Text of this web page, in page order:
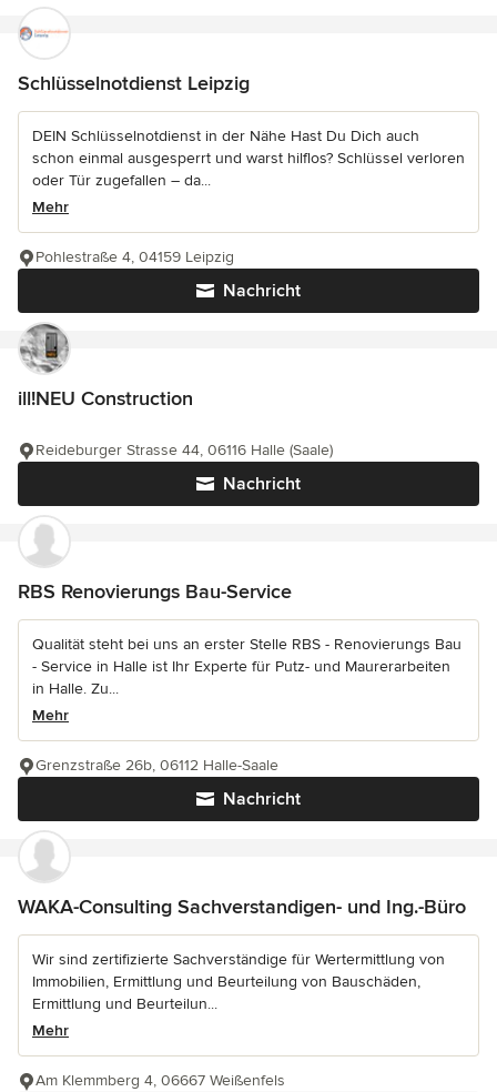
Schlüsselnotdienst Leipzig
DEIN Schlüsselnotdienst in der Nähe Hast Du Dich auch
schon einmal ausgesperrt und warst hilflos? Schlüssel verloren
oder Tür zugefallen – da...
Mehr
Nachricht
Pohlestraße 4, 04159 Leipzig
ill!NEU Construction
Nachricht
Reideburger Strasse 44, 06116 Halle (Saale)
RBS Renovierungs Bau-Service
Qualität steht bei uns an erster Stelle RBS - Renovierungs Bau
- Service in Halle ist Ihr Experte für Putz- und Maurerarbeiten
in Halle. Zu...
Mehr
Nachricht
Grenzstraße 26b, 06112 Halle-Saale
WAKA-Consulting Sachverstandigen- und Ing.-Büro
Wir sind zertifizierte Sachverständige für Wertermittlung von
Immobilien, Ermittlung und Beurteilung von Bauschäden,
Ermittlung und Beurteilun...
Mehr
Am Klemmberg 4, 06667 Weißenfels